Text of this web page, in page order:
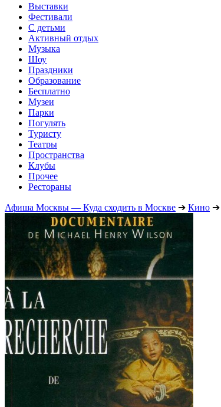
Выставки
Фестивали
С детьми
Активный отдых
Музыка
Шоу
Праздники
Образование
Бесплатно
Музеи
Парки
Погулять
Туристу
Театры
Пространства
Клубы
Прочее
Рестораны
Афиша Москвы — Куда сходить в Москве ➔ Кино ➔